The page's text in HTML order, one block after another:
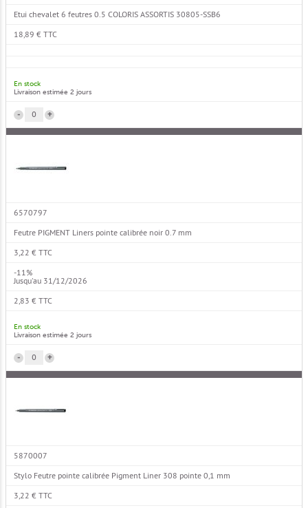
Etui chevalet 6 feutres 0.5 COLORIS ASSORTIS 30805-SSB6
18,89 € TTC
En stock
Livraison estimée 2 jours
+
-
6570797
Feutre PIGMENT Liners pointe calibrée noir 0.7 mm
3,22 € TTC
-11%
Jusqu'au 31/12/2026
2,83 € TTC
En stock
Livraison estimée 2 jours
+
-
5870007
Stylo Feutre pointe calibrée Pigment Liner 308 pointe 0,1 mm
3,22 € TTC